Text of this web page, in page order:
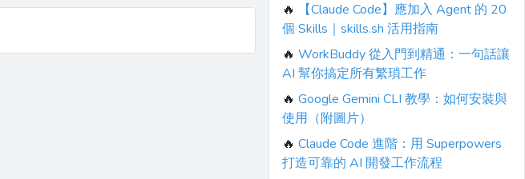
🔥
【Claude Code】應加入 Agent 的 20
個 Skills｜skills.sh 活用指南
🔥 WorkBuddy 從入門到精通：一句話讓
AI 幫你搞定所有繁瑣工作
🔥 Google Gemini CLI 教學：如何安裝與
使用（附圖片）
🔥 Claude Code 進階：用 Superpowers
打造可靠的 AI 開發工作流程